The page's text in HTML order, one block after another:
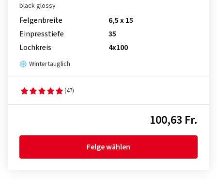
black glossy
Felgenbreite
6,5 x 15
Einpresstiefe
35
Lochkreis
4x100
Wintertauglich
(47)
100,63 Fr.
Felge wählen